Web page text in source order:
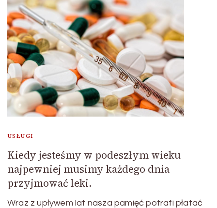
USŁUGI
Kiedy jesteśmy w podeszłym wieku
najpewniej musimy każdego dnia
przyjmować leki.
Wraz z upływem lat nasza pamięć potrafi płatać